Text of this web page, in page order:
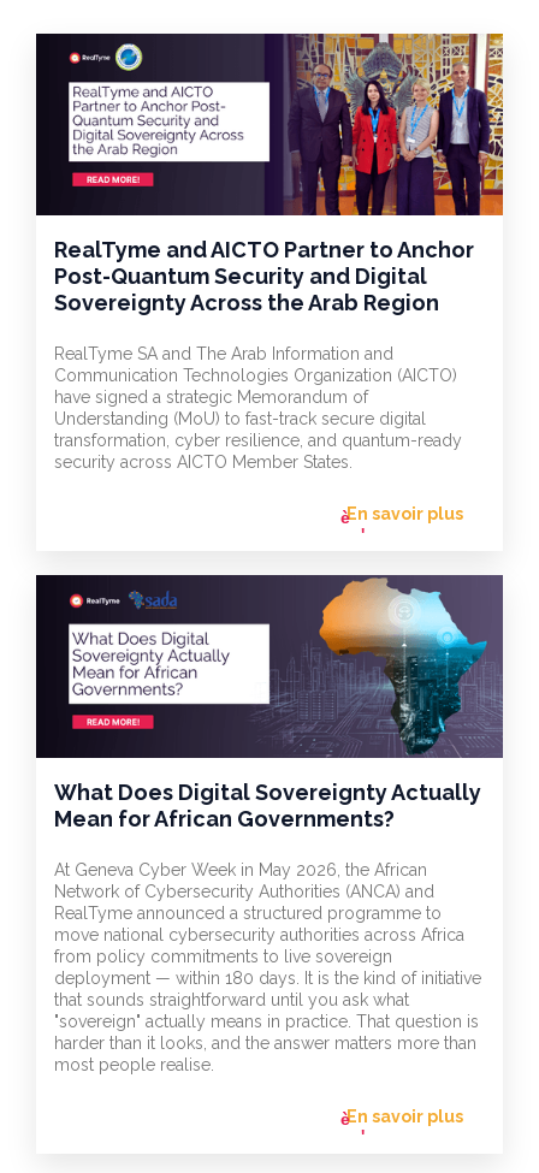
RealTyme and AICTO Partner to Anchor
Post-Quantum Security and Digital
Sovereignty Across the Arab Region
RealTyme SA and The Arab Information and
Communication Technologies Organization (AICTO)
have signed a strategic Memorandum of
Understanding (MoU) to fast-track secure digital
transformation, cyber resilience, and quantum-ready
security across AICTO Member States.
En savoir plus
flèche_vers
l'avant
What Does Digital Sovereignty Actually
Mean for African Governments?
At Geneva Cyber Week in May 2026, the African
Network of Cybersecurity Authorities (ANCA) and
RealTyme announced a structured programme to
move national cybersecurity authorities across Africa
from policy commitments to live sovereign
deployment — within 180 days. It is the kind of initiative
that sounds straightforward until you ask what
"sovereign" actually means in practice. That question is
harder than it looks, and the answer matters more than
most people realise.
En savoir plus
flèche_vers
l'avant